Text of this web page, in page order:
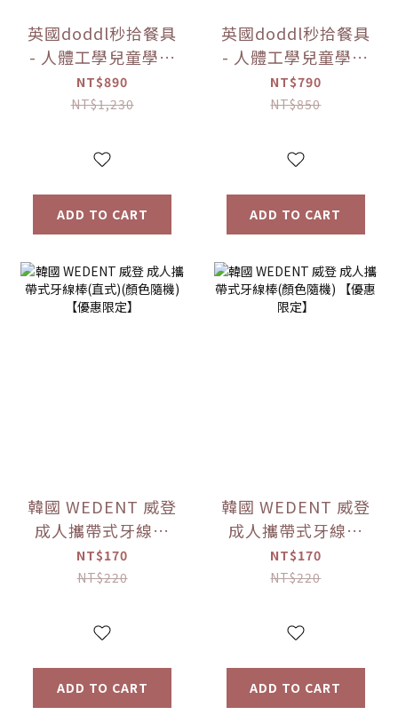
英國doddl秒拾餐具
- 人體工學兒童學習
餐具3件組 4款可選
【優惠限定】
NT$890
NT$1,230
ADD TO CART
英國doddl秒拾餐具
- 人體工學兒童學習
餐具2件組 4款可選
【優惠限定】
NT$790
NT$850
ADD TO CART
韓國 WEDENT 威登
成人攜帶式牙線棒
(直式)(顏色隨機)
【優惠限定】
NT$170
NT$220
ADD TO CART
韓國 WEDENT 威登
成人攜帶式牙線棒
(顏色隨機) 【優惠
限定】
NT$170
NT$220
ADD TO CART